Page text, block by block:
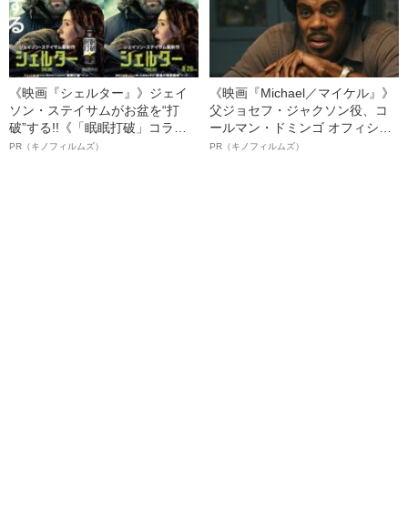
《映画『シェルター』》ジェイ
ソン・ステイサムがお盆を“打
破”する!!《「眠眠打破」コラ
ボ》
PR（キノフィルムズ）
《映画『Michael／マイケル』》
父ジョセフ・ジャクソン役、コ
ールマン・ドミンゴ オフィシャ
ルインタビュー“観客を魅了した
PR（キノフィルムズ）